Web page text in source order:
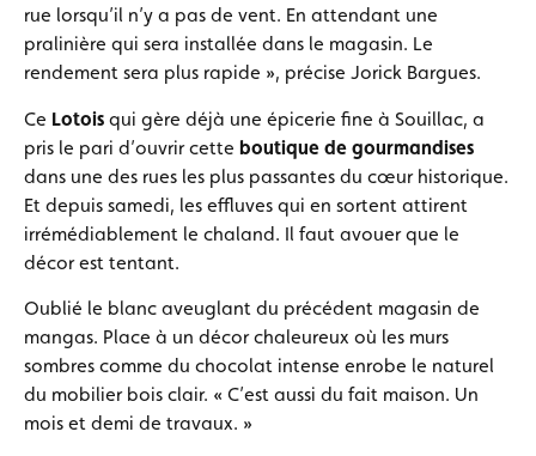
rue lorsqu’il n’y a pas de vent. En attendant une
pralinière qui sera installée dans le magasin. Le
rendement sera plus rapide », précise Jorick Bargues.
Ce Lotois qui gère déjà une épicerie fine à Souillac, a
pris le pari d’ouvrir cette boutique de gourmandises
dans une des rues les plus passantes du cœur historique.
Et depuis samedi, les effluves qui en sortent attirent
irrémédiablement le chaland. Il faut avouer que le
décor est tentant.
Oublié le blanc aveuglant du précédent magasin de
mangas. Place à un décor chaleureux où les murs
sombres comme du chocolat intense enrobe le naturel
du mobilier bois clair. « C’est aussi du fait maison. Un
mois et demi de travaux. »